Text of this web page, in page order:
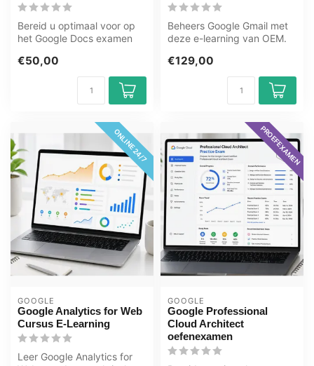
Bereid u optimaal voor op
het Google Docs examen
oefenexamen van...
€50,00
Beheers Google Gmail met
deze e-learning van OEM.
wannee...
€129,00
ONLINE 24/7
GOOGLE
Google Analytics for Web
Cursus E-Learning
Leer Google Analytics for
PROEFEXAMEN
GOOGLE
Google Professional
Cloud Architect
oefenexamen